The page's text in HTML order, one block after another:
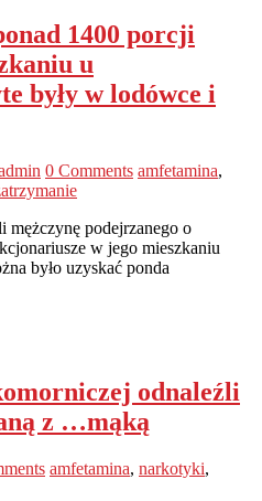
1400 porcji
u
były w lodówce i
0 Comments amfetamina,
mężczynę podejrzanego o
w jego mieszkaniu
było uzyskać ponda
odnaleźli
z …mąką
amfetamina, narkotyki,